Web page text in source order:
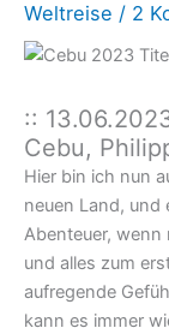
Weltreise / 2
::
Cebu,
Hier bin ich nun
neuen Land, und
Abenteuer,
und alles zum
aufregende
kann es immer